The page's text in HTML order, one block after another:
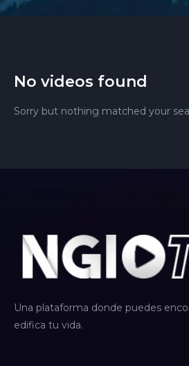
No videos found
Sorry but nothing matched your
Una plataforma donde puedes
edifica tu vida.